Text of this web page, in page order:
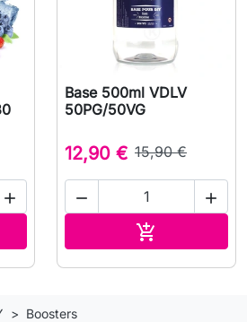

Base 500ml VDLV
50PG/50VG
12,90 € 15,90 €
 

Boosters